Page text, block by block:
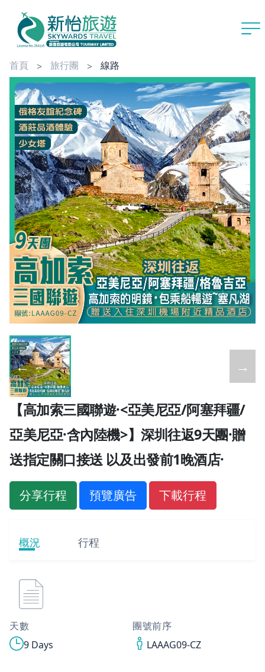
首頁 旅行團 線路
← →
【高加索三國聯遊·<亞美尼亞/阿塞拜疆/
亞美尼亞·含內陸機>】深圳往返9天團·贈
送指定關口接送 以及出發前1晚酒店·
分享行程 預覽廣告 下載行程
概況 行程
天數
9 Days
團號前序
LAAAG09-CZ